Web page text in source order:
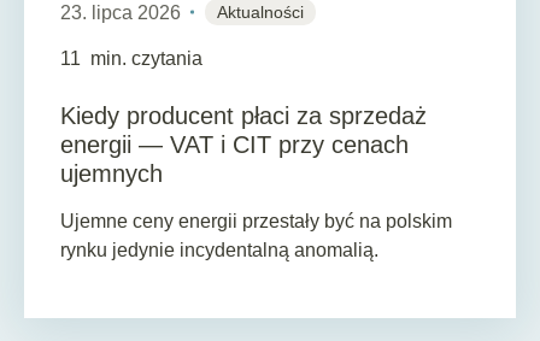
23. lipca 2026 Aktualności
11 min. czytania
Kiedy producent płaci za sprzedaż
energii — VAT i CIT przy cenach
ujemnych
Ujemne ceny energii przestały być na polskim
rynku jedynie incydentalną anomalią.